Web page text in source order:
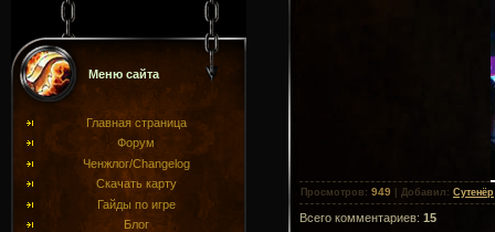
Меню сайта
Главная страница
Форум
Ченжлог/Changelog
Скачать карту
Гайды по игре
Блог
Просмотров : 949 Добавил : Сутенёр
Всего комментариев: 15